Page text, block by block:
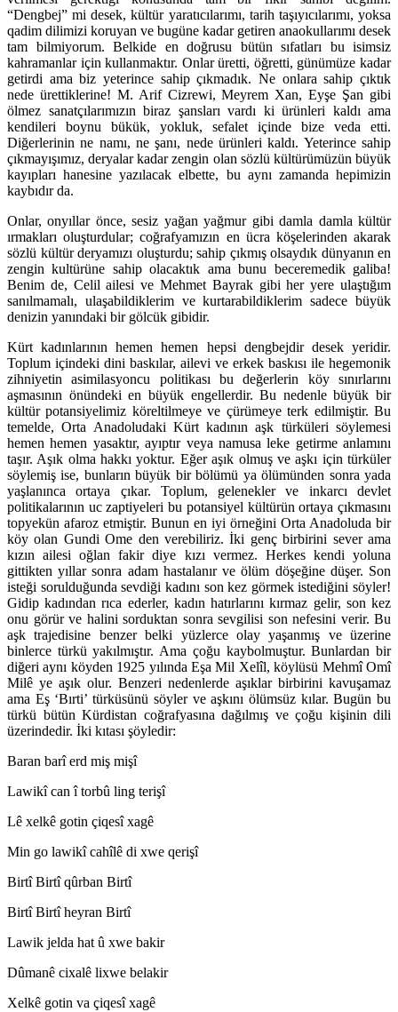
“Dengbej” mi desek, kültür yaratıcılarımı, tarih taşıyıcılarımı, yoksa
qadim dilimizi koruyan ve bugüne kadar getiren anaokullarımı desek
tam bilmiyorum. Belkide en doğrusu bütün sıfatları bu isimsiz
kahramanlar için kullanmaktır. Onlar üretti, öğretti, günümüze kadar
getirdi ama biz yeterince sahip çıkmadık. Ne onlara sahip çıktık
nede ürettiklerine! M. Arif Cizrewi, Meyrem Xan, Eyşe Şan gibi
ölmez sanatçılarımızın biraz şansları vardı ki ürünleri kaldı ama
kendileri boynu bükük, yokluk, sefalet içinde bize veda etti.
Diğerlerinin ne namı, ne şanı, nede ürünleri kaldı. Yeterince sahip
çıkmayışımız, deryalar kadar zengin olan sözlü kültürümüzün büyük
kayıpları hanesine yazılacak elbette, bu aynı zamanda hepimizin
kaybıdır da.
Onlar, onyıllar önce, sesiz yağan yağmur gibi damla damla kültür
ırmakları oluşturdular; coğrafyamızın en ücra köşelerinden akarak
sözlü kültür deryamızı oluşturdu; sahip çıkmış olsaydık dünyanın en
zengin kultürüne sahip olacaktık ama bunu beceremedik galiba!
Benim de, Celil ailesi ve Mehmet Bayrak gibi her yere ulaştığım
sanılmamalı, ulaşabildiklerim ve kurtarabildiklerim sadece büyük
denizin yanındaki bir gölcük gibidir.
Kürt kadınlarının hemen hemen hepsi dengbejdir desek yeridir.
Toplum içindeki dini baskılar, ailevi ve erkek baskısı ile hegemonik
zihniyetin asimilasyoncu politikası bu değerlerin köy sınırlarını
aşmasının önündeki en büyük engellerdir. Bu nedenle büyük bir
kültür potansiyelimiz köreltilmeye ve çürümeye terk edilmiştir. Bu
temelde, Orta Anadoludaki Kürt kadının aşk türküleri söylemesi
hemen hemen yasaktır, ayıptır veya namusa leke getirme anlamını
taşır. Aşık olma hakkı yoktur. Eğer aşık olmuş ve aşkı için türküler
söylemiş ise, bunların büyük bir bölümü ya ölümünden sonra yada
yaşlanınca ortaya çıkar. Toplum, gelenekler ve inkarcı devlet
politikalarının uc zaptiyeleri bu potansiyel kültürün ortaya çıkmasını
topyekün afaroz etmiştir. Bunun en iyi örneğini Orta Anadoluda bir
köy olan Gundi Ome den verebiliriz. İki genç birbirini sever ama
kızın ailesi oğlan fakir diye kızı vermez. Herkes kendi yoluna
gittikten yıllar sonra adam hastalanır ve ölüm döşeğine düşer. Son
isteği sorulduğunda sevdiği kadını son kez görmek istediğini söyler!
Gidip kadından rıca ederler, kadın hatırlarını kırmaz gelir, son kez
onu görür ve halini sorduktan sonra sevgilisi son nefesini verir. Bu
aşk trajedisine benzer belki yüzlerce olay yaşanmış ve üzerine
binlerce türkü yakılmıştır. Ama çoğu kaybolmuştur. Bunlardan bir
diğeri aynı köyden 1925 yılında Eşa Mil Xelîl, köylüsü Mehmî Omî
Milê ye aşık olur. Benzeri nedenlerde aşıklar birbirini kavuşamaz
ama Eş ‘Bırti’ türküsünü söylerve aşkını ölümsüz kılar.Bugün bu
türkü bütün Kürdistan coğrafyasına dağılmış ve çoğu kişinin dili
üzerindedir. İki kıtası şöyledir:
Baran barî erd miş mişî
Lawikî can î torbû ling terişî
Lê xelkê gotin çiqesî xagê
Min go lawikî cahîlê di xwe qerişî
Birtî Birtî qûrban Birtî
Birtî Birtî heyran Birtî
Lawik jelda hat û xwe bakir
Dûmanê cixalê lixwe belakir
Xelkê gotin va çiqesî xagê